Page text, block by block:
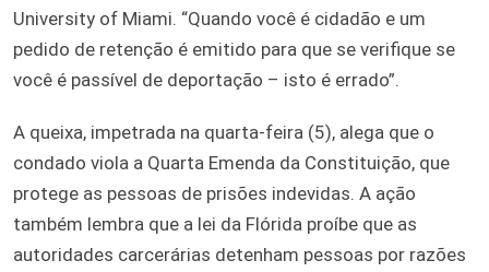
University of Miami. “Quando você é cidadão e um
pedido de retenção é emitido para que se verifique se
você é passível de deportação – isto é errado”.
A queixa, impetrada na quarta-feira (5), alega que o
condado viola a Quarta Emenda da Constituição, que
protege as pessoas de prisões indevidas. A ação
também lembra que a lei da Flórida proíbe que as
autoridades carcerárias detenham pessoas por razões